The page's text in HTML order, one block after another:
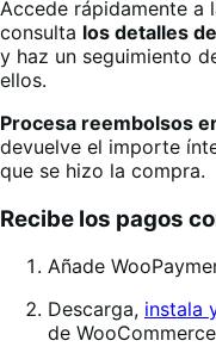
Accede rápidamente a
consulta los detalles
y haz un seguimiento
ellos.
Procesa reembolsos
devuelve el importe
que se hizo la compra.
Recibe los pagos
Añade
Descarga, instala
de